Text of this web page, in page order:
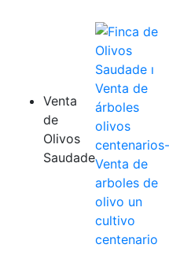
Venta
de
Olivos
Saudade